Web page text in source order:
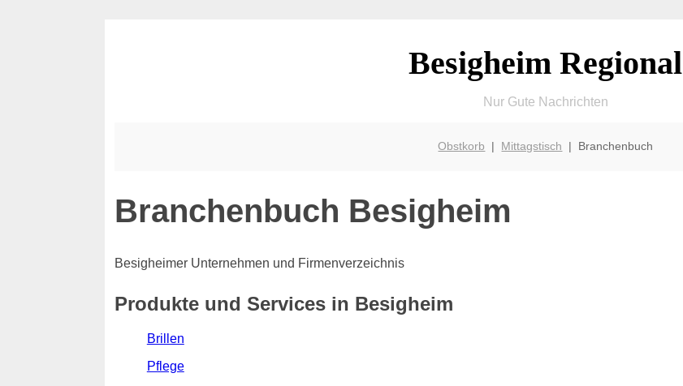
Besigheim Regional
Nur Gute Nachrichten
Obstkorb | Mittagstisch | Branchenbuch
Branchenbuch Besigheim
Besigheimer Unternehmen und Firmenverzeichnis
Produkte und Services in Besigheim
Brillen
Pflege